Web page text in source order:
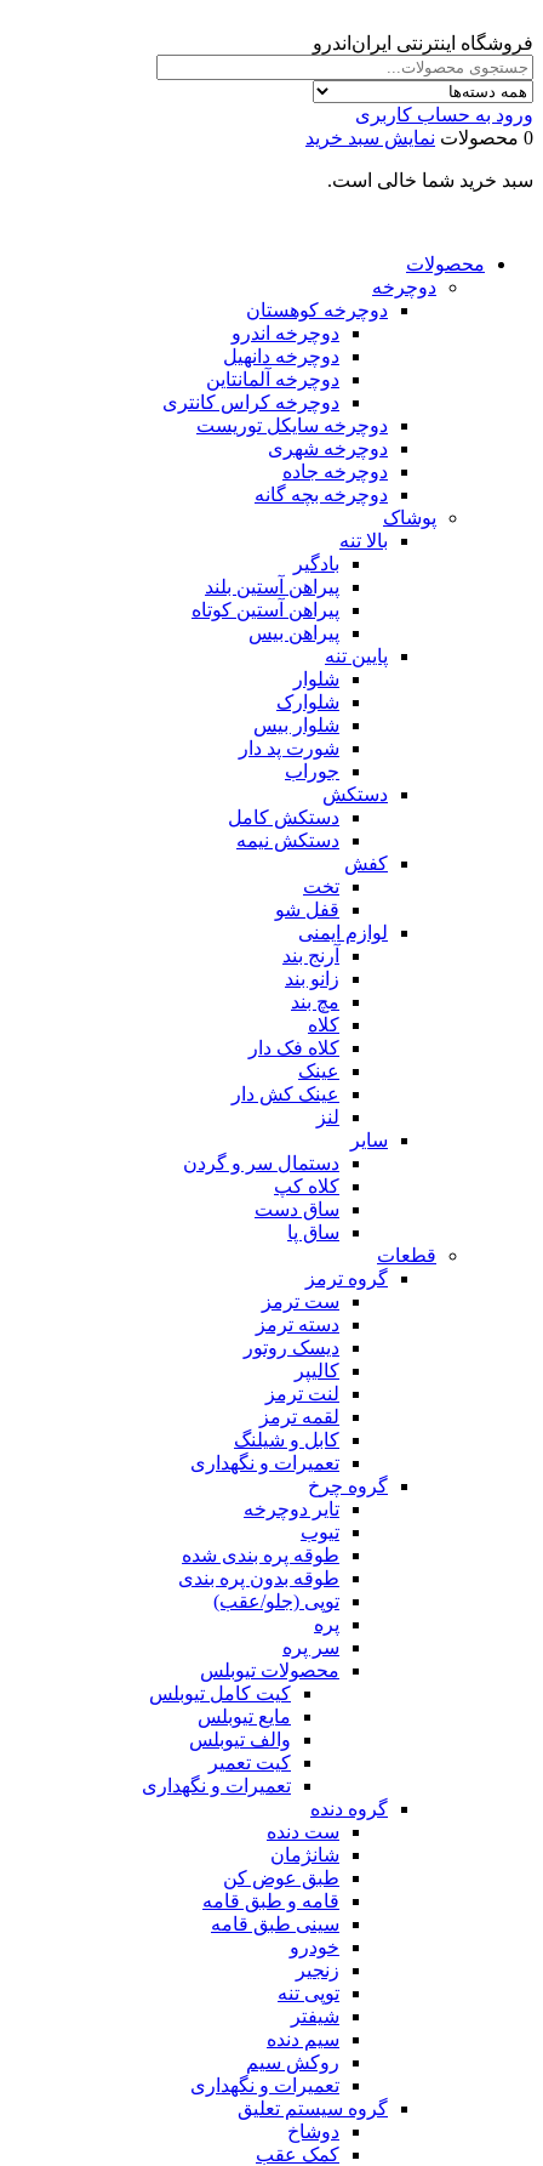
فروشگاه اینترنتی ایران‌اندرو
ورود به حساب کاربری
0 محصولات
نمایش سبد خرید
سبد خرید شما خالی است.
محصولات
دوچرخه
دوچرخه کوهستان
دوچرخه اندرو
دوچرخه دانهیل
دوچرخه آلمانتاین
دوچرخه کراس کانتری
دوچرخه سایکل توریست
دوچرخه شهری
دوچرخه جاده
دوچرخه بچه گانه
پوشاک
بالا تنه
بادگیر
پیراهن آستین بلند
پیراهن آستین کوتاه
پیراهن بیس
پایین تنه
شلوار
شلوارک
شلوار بیس
شورت پد دار
جوراب
دستکش
دستکش کامل
دستکش نیمه
کفش
تخت
قفل شو
لوازم ایمنی
آرنج بند
زانو بند
مچ بند
کلاه
کلاه فک دار
عینک
عینک کش دار
لنز
سایر
دستمال سر و گردن
کلاه کپ
ساق دست
ساق پا
قطعات
گروه ترمز
ست ترمز
دسته ترمز
دیسک روتور
کالیپر
لنت ترمز
لقمه ترمز
کابل و شیلنگ
تعمیرات و نگهداری
گروه چرخ
تایر دوچرخه
تیوب
طوقه پره بندی شده
طوقه بدون پره بندی
توپی (جلو/عقب)
پره
سر پره
محصولات تیوبلس
کیت کامل تیوبلس
مایع تیوبلس
والف تیوبلس
کیت تعمیر
تعمیرات و نگهداری
گروه دنده
ست دنده
شانژمان
طبق عوض کن
قامه و طبق قامه
سینی طبق قامه
خودرو
زنجیر
توپی تنه
شیفتر
سیم دنده
روکش سیم
تعمیرات و نگهداری
گروه سیستم تعلیق
دوشاخ
کمک عقب